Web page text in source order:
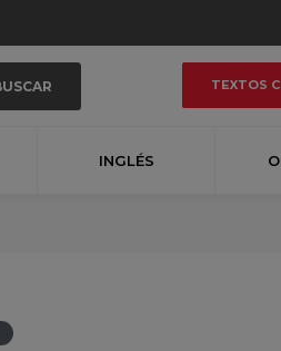
TEXTOS
INGLÉS